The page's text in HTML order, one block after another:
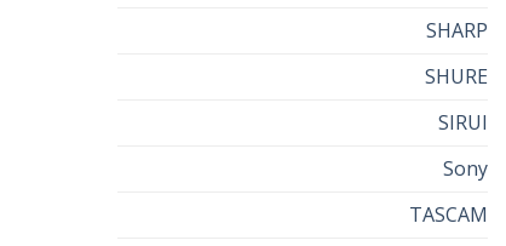
SHARP
SHURE
SIRUI
Sony
TASCAM